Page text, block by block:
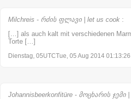
Milchreis - რძის ფლავი | let us cook :
[…] als auch kalt mit verschiedenen
Torte […]
Dienstag, 05UTCTue, 05 Aug 2014
Johannisbeerkonfitüre - მოცხარის ჯემი